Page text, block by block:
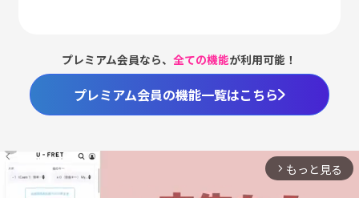
プレミアム会員なら、全ての機能が利用可能！
プレミアム会員の機能一覧はこちら
arrow_forward_ios もっと見る